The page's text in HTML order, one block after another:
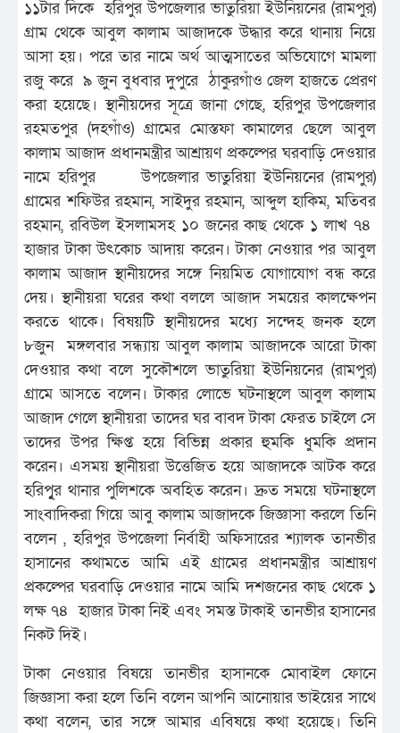
১১টার দিকে হরিপুর উপজেলার ভাতুরিয়া ইউনিয়নের (রামপুর)
গ্রাম থেকে আবুল কালাম আজাদকে উদ্ধার করে থানায় নিয়ে
আসা হয়। পরে তার নামে অর্থ আত্মসাতের অভিযোগে মামলা
রজু করে ৯ জুন বুধবার দুপুরে ঠাকুরগাঁও জেল হাজতে প্রেরণ
করা হয়েছে। স্থানীয়দের সূত্রে জানা গেছে, হরিপুর উপজেলার
রহমতপুর (দহগাঁও) গ্রামের মোস্তফা কামালের ছেলে আবুল
কালাম আজাদ প্রধানমন্ত্রীর আশ্রায়ণ প্রকল্পের ঘরবাড়ি দেওয়ার
নামে হরিপুর উপজেলার ভাতুরিয়া ইউনিয়নের (রামপুর)
গ্রামের শফিউর রহমান, সাইদুর রহমান, আব্দুল হাকিম, মতিবর
রহমান, রবিউল ইসলামসহ ১০ জনের কাছ থেকে ১ লাখ ৭৪
হাজার টাকা উৎকোচ আদায় করেন। টাকা নেওয়ার পর আবুল
কালাম আজাদ স্থানীয়দের সঙ্গে নিয়মিত যোগাযোগ বন্ধ করে
দেয়। স্থানীয়রা ঘরের কথা বললে আজাদ সময়ের কালক্ষেপন
করতে থাকে। বিষয়টি স্থানীয়দের মধ্যে সন্দেহ জনক হলে
৮জুন মঙ্গলবার সন্ধ্যায় আবুল কালাম আজাদকে আরো টাকা
দেওয়ার কথা বলে সুকৌশলে ভাতুরিয়া ইউনিয়নের (রামপুর)
গ্রামে আসতে বলেন। টাকার লোভে ঘটনাস্থলে আবুল কালাম
আজাদ গেলে স্থানীয়রা তাদের ঘর বাবদ টাকা ফেরত চাইলে সে
তাদের উপর ক্ষিপ্ত হয়ে বিভিন্ন প্রকার হুমকি ধুমকি প্রদান
করেন। এসময় স্থানীয়রা উত্তেজিত হয়ে আজাদকে আটক করে
হরিপৃুর থানার পুলিশকে অবহিত করেন। দ্রুত সময়ে ঘটনাস্থলে
সাংবাদিকরা গিয়ে আবু কালাম আজাদকে জিজ্ঞাসা করলে তিনি
বলেন , হরিপুর উপজেলা নির্বাহী অফিসারের শ্যালক তানভীর
হাসানের কথামতে আমি এই গ্রামের প্রধানমন্ত্রীর আশ্রায়ণ
প্রকল্পের ঘরবাড়ি দেওয়ার নামে আমি দশজনের কাছ থেকে ১
লক্ষ ৭৪ হাজার টাকা নিই এবং সমস্ত টাকাই তানভীর হাসানের
নিকট দিই।
টাকা নেওয়ার বিষয়ে তানভীর হাসানকে মোবাইল ফোনে
জিজ্ঞাসা করা হলে তিনি বলেন আপনি আনোয়ার ভাইয়ের সাথে
কথা বলেন, তার সঙ্গে আমার এবিষয়ে কথা হয়েছে। তিনি